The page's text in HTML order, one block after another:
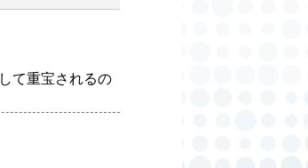
て重宝されるの